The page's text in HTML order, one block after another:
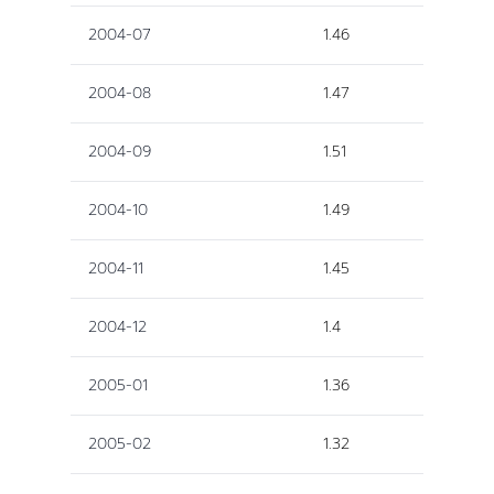
2004-07 1.46
2004-08 1.47
2004-09 1.51
2004-10 1.49
2004-11 1.45
2004-12 1.4
2005-01 1.36
2005-02 1.32